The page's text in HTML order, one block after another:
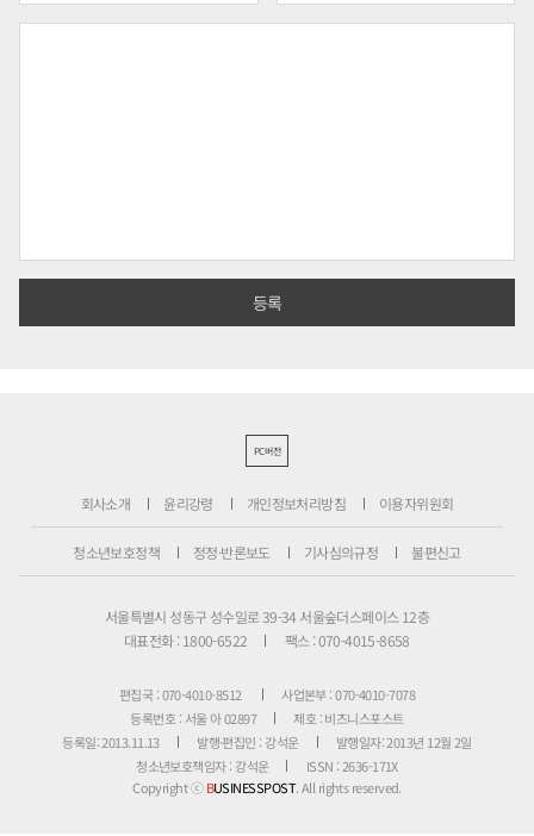
PC버전
회사소개 윤리강령 개인정보처리방침 이용자위원회
청소년보호정책 정정·반론보도 기사심의규정 불편신고
서울특별시 성동구 성수일로 39-34 서울숲더스페이스 12층
대표전화 : 1800-6522
팩스 : 070-4015-8658
편집국 : 070-4010-8512
사업본부 : 070-4010-7078
등록번호 : 서울 아 02897
제호 : 비즈니스포스트
등록일: 2013.11.13
발행·편집인 : 강석운
발행일자: 2013년 12월 2일
청소년보호책임자 : 강석운
ISSN : 2636-171X
Copyright ⓒBUSINESSPOST. All rights reserved.